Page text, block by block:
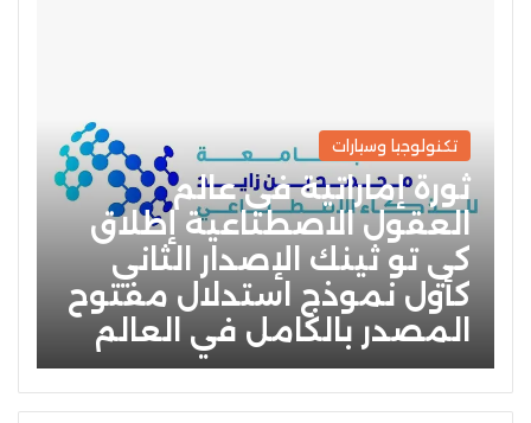
تكنولوجيا وسيارات
ثورة إماراتية في عالم
العقول الاصطناعية إطلاق
كي تو ثينك الإصدار الثاني
كأول نموذج استدلال مفتوح
المصدر بالكامل في العالم